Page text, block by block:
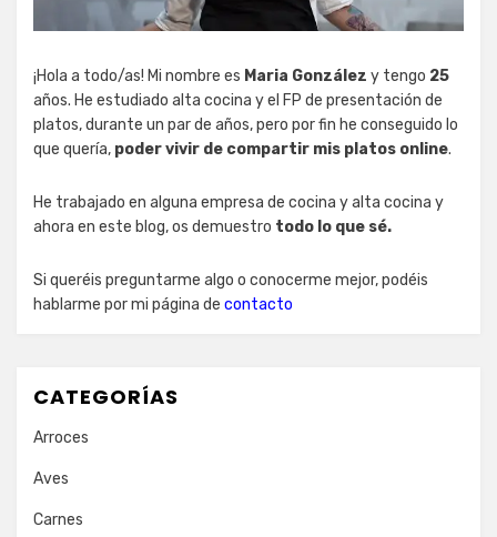
¡Hola a todo/as! Mi nombre es Maria González y tengo 25
años. He estudiado alta cocina y el FP de presentación de
platos, durante un par de años, pero por fin he conseguido lo
que quería, poder vivir de compartir mis platos online.
He trabajado en alguna empresa de cocina y alta cocina y
ahora en este blog, os demuestro todo lo que sé.
Si queréis preguntarme algo o conocerme mejor, podéis
hablarme por mi página de contacto
CATEGORÍAS
Arroces
Aves
Carnes